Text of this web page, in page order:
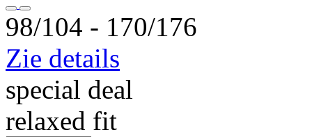
98/104 ‐ 170/176
Zie details
special deal
relaxed fit